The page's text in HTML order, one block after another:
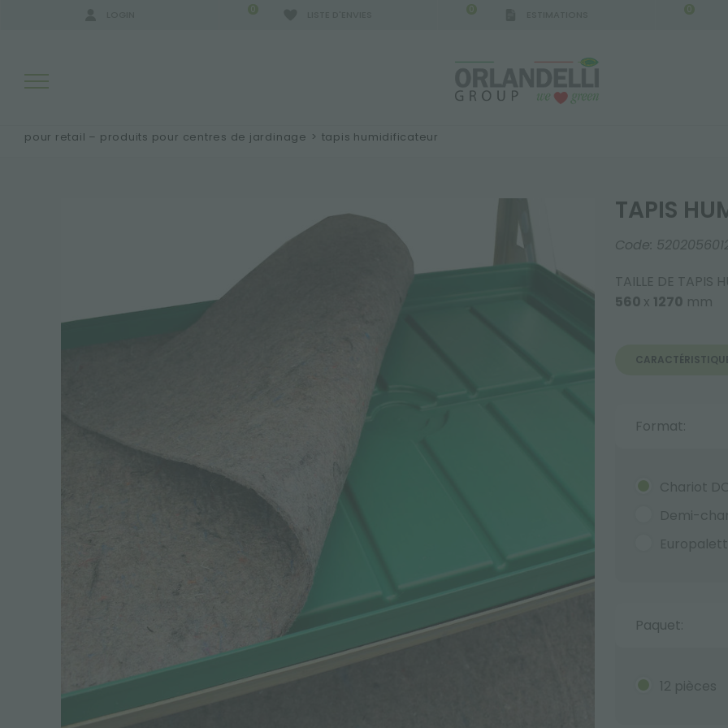
0 0 0
pour retail – produits pour centres de jardinage > tapis humidificateur
TAPIS
Code:
TAILLE DE TAPIS
560 x 1270 mm
Format:
Chariot DC
Demi-
Paquet:
12 pièces